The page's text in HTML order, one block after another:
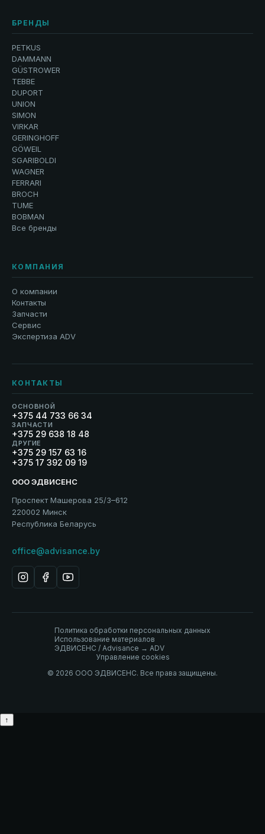
БРЕНДЫ
PETKUS
DAMMANN
GÜSTROWER
TEBBE
DUPORT
UNION
SIMON
VIRKAR
GERINGHOFF
GÖWEIL
SGARIBOLDI
WAGNER
FERRARI
BROCH
TUME
BOBMAN
Все бренды
КОМПАНИЯ
О компании
Контакты
Запчасти
Сервис
Экспертиза ADV
КОНТАКТЫ
ОСНОВНОЙ
+375 44 733 66 34
ЗАПЧАСТИ
+375 29 638 18 48
ДРУГИЕ
+375 29 157 63 16
+375 17 392 09 19
ООО ЭДВИСЕНС
Проспект Машерова 25/3–612
220002 Минск
Республика Беларусь
office@advisance.by
Политика обработки персональных данных
Использование материалов
ЭДВИСЕНС / Advisance → ADV
Управление cookies
© 2026 ООО ЭДВИСЕНС. Все права защищены.
↑